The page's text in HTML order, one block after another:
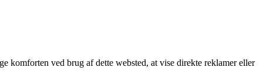
komforten ved brug af dette websted, at vise direkte reklamer eller